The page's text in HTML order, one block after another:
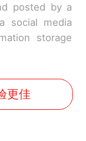
posted by a
social media
storage
更佳